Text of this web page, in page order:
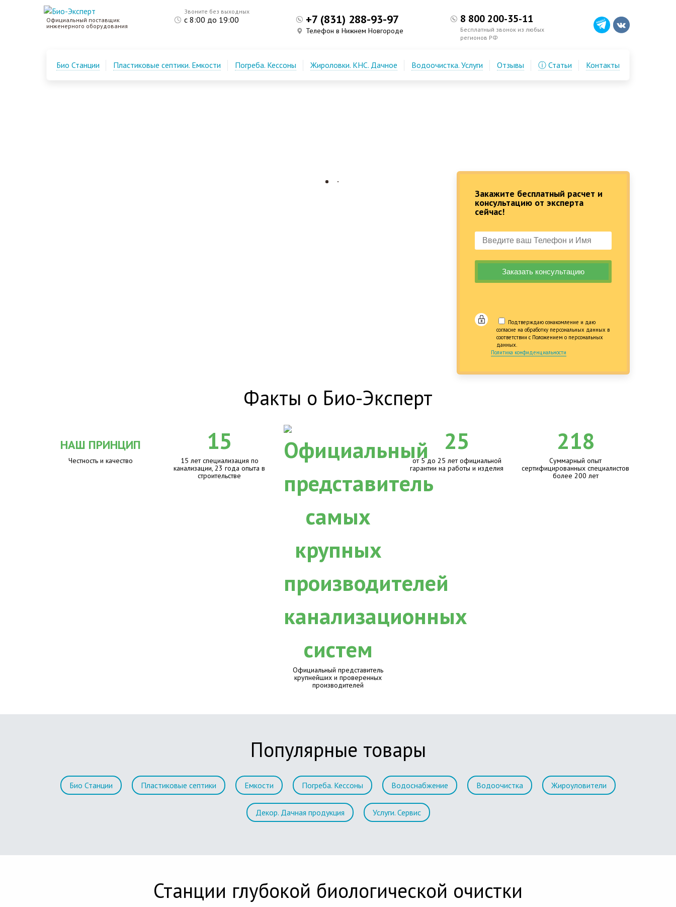
Закажите бесплатный расчет и
консультацию от эксперта
сейчас!
Подтверждаю ознакомление и даю
согласие на обработку персональных данных в
соответствии с Положением о персональных
данных.
Политика конфиденциальности
Официальный поставщик
инженерного оборудования
Звоните без выходных
с 8:00 до 19:00 +7 (831) 288-93-97
Телефон в Нижнем Новгороде
8 800 200-35-11
Бесплатный звонок из любых
регионов РФ
Био Станции Пластиковые септики. Емкости Погреба. Кессоны Жироловки. КНС. Дачное Водоочистка. Услуги Отзывы ⓘ Статьи Контакты
Факты о Био-Эксперт
НАШ ПРИНЦИП
Честность и качество
15
15 лет специализация по
канализации, 23 года опыта в
строительстве
Официальный представитель
крупнейших и проверенных
производителей
25
от 5 до 25 лет официальной
гарантии на работы и изделия
218
Суммарный опыт
сертифицированных специалистов
более 200 лет
Популярные товары
Био Станции Пластиковые септики Емкости Погреба. Кессоны Водоснабжение Водоочистка Жироуловители
Декор. Дачная продукция Услуги. Сервис
Станции глубокой биологической очистки